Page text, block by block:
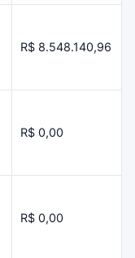
R$ 8.548.140,96
R$ 0,00
R$ 0,00